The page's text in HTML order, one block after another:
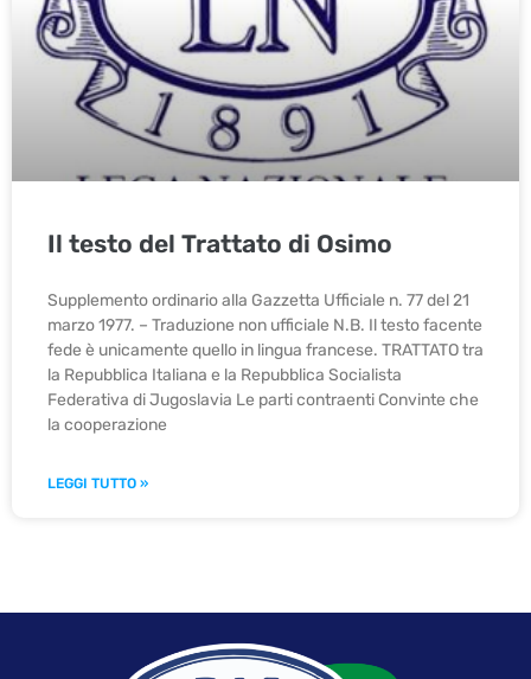
Il testo del Trattato di Osimo
Supplemento ordinario alla Gazzetta Ufficiale n. 77 del 21
marzo 1977. – Traduzione non ufficiale N.B. Il testo facente
fede è unicamente quello in lingua francese. TRATTATO tra
la Repubblica Italiana e la Repubblica Socialista
Federativa di Jugoslavia Le parti contraenti Convinte che
la cooperazione
LEGGI TUTTO »